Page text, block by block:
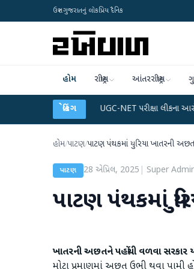
ઉત્તર ગુજરાતનું લોકપ્રિય દૈનિક
હોમ રાષ્ટ્રીય આંતરરાષ્ટ્રીય
બ્રેકિંગ
UGC-NET પરીક્ષા લીકના આરોપો પર રાહુલ
હોમ/પાટણ/પાટણ પંથકમાં યુરિયા ખાતરની
પાટણ 28 એપ્રિલ, 2025 Super
પાટણ પંથકમાં
ખાતરની અછતને પહોંચી વળવા સરકાર